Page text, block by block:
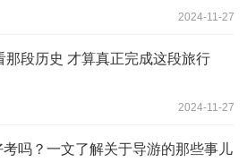
2024-11-27
那段历史 才算真正完成这段旅行
2024-11-27
吗？一文了解关于导游的那些事儿